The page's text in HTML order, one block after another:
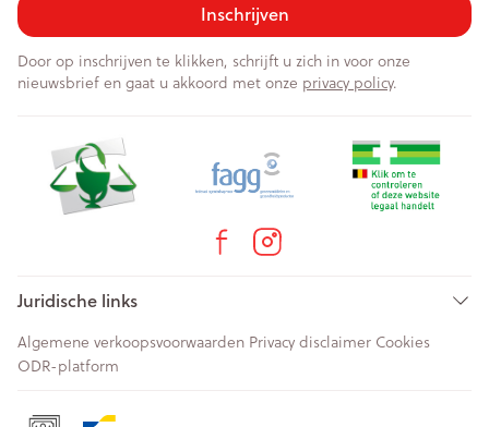
Inschrijven
Door op inschrijven te klikken, schrijft u zich in voor onze
nieuwsbrief en gaat u akkoord met onze privacy policy.
Juridische links
Algemene verkoopsvoorwaarden Privacy disclaimer Cookies
ODR-platform